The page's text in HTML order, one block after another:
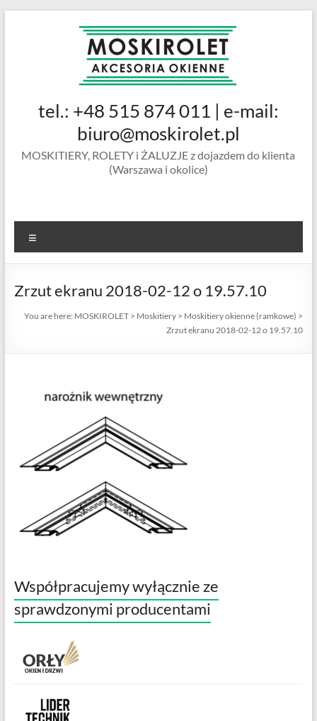
MOSKIROLET
siatki na
okienne |
ramkowe i
drzwiowe
tel.: +48 515 874 011 | e-mail:
biuro@moskirolet.pl
MOSKITIERY, ROLETY i ŻALUZJE z dojazdem do klienta
(Warszawa i okolice)
Zrzut ekranu 2018-02-12 o 19.57.10
You are here: MOSKIROLET > Moskitiery > Moskitiery okienne (ramkowe) >
Zrzut ekranu 2018-02-12 o 19.57.10
Współpracujemy wyłącznie ze
sprawdzonymi producentami